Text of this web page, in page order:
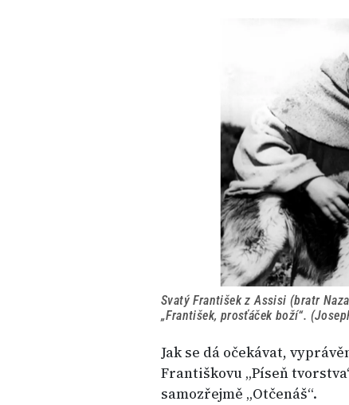
Svatý František z Assisi (bratr
„František, prosťáček boží“.
Jak se dá očekávat,
Františkovu „Píseň
samozřejmě „Otčenáš“.